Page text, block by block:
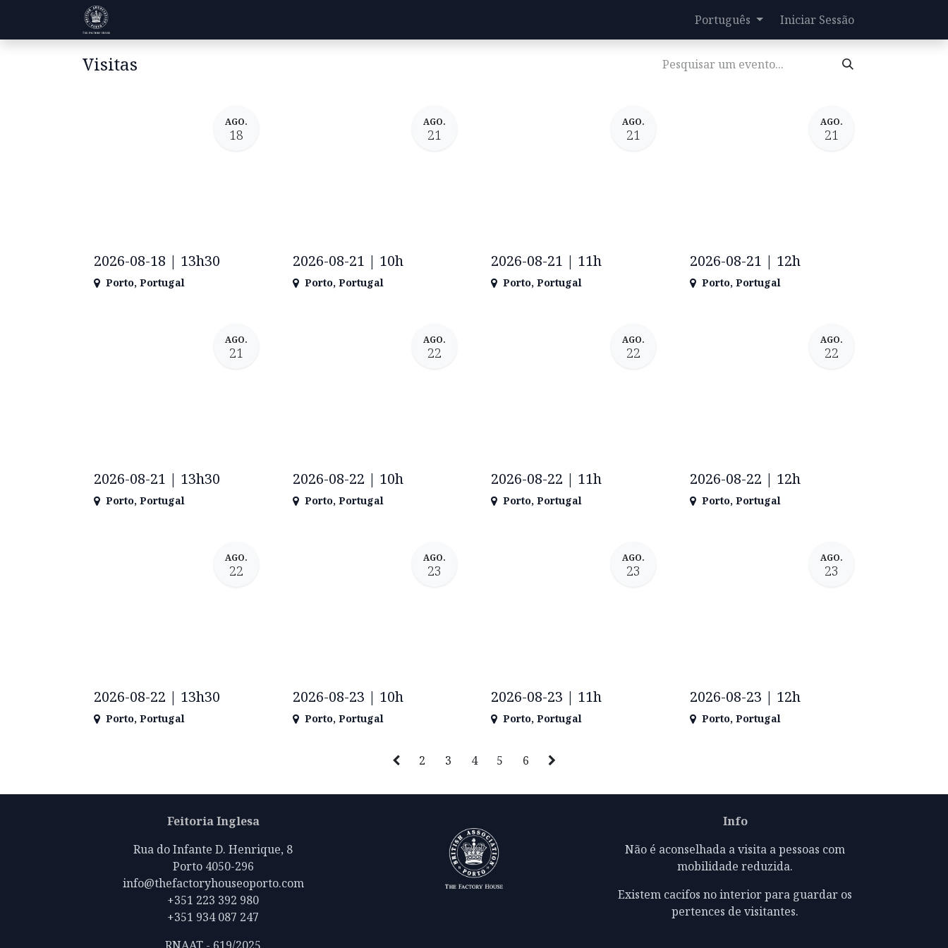
Pular para o conteúdo
Português Iniciar Sessão
Visitas
AGO.
18
2026-08-18 | 13h30
Porto, Portugal
AGO.
21
2026-08-21 | 10h
Porto, Portugal
AGO.
21
2026-08-21 | 11h
Porto, Portugal
AGO.
21
2026-08-21 | 12h
Porto, Portugal
AGO.
21
2026-08-21 | 13h30
Porto, Portugal
AGO.
22
2026-08-22 | 10h
Porto, Portugal
AGO.
22
2026-08-22 | 11h
Porto, Portugal
AGO.
22
2026-08-22 | 12h
Porto, Portugal
AGO.
22
2026-08-22 | 13h30
Porto, Portugal
AGO.
23
2026-08-23 | 10h
Porto, Portugal
AGO.
23
2026-08-23 | 11h
Porto, Portugal
AGO.
23
2026-08-23 | 12h
Porto, Portugal
2 3 4 5 6
Feitoria Inglesa
Rua do Infante D. Henrique, 8
Porto 4050-296
info@thefactoryhouseoporto.com
+351 223 392 980
+351 934 087 247
Info
Não é aconselhada a visita a pessoas com
mobilidade reduzida.
Existem cacifos no interior para guardar os
pertences de visitantes.